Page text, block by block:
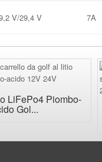
V/29,4 V 7A
LiFePo4 Piombo-
Gol...